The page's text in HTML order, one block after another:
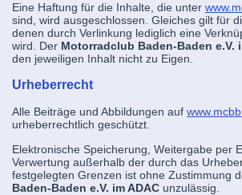
Eine Haftung für die Inhalte, die unter
sind, wird ausgeschlossen. Gleiches gilt für
denen durch Verlinkung lediglich eine
wird. Der Motorradclub Baden-Baden e.V.
den jeweiligen Inhalt nicht zu Eigen.
Urheberrecht
Alle Beiträge und Abbildungen auf
urheberrechtlich geschützt.
Elektronische Speicherung, Weitergabe per
Verwertung außerhalb der durch das
festgelegten Grenzen ist ohne Zustimmung
Baden-Baden e.V. im ADAC unzulässig.